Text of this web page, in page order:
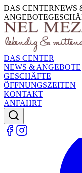
DAS CENTERNEWS
ANGEBOTE
DAS CENTER
NEWS & ANGEBOTE
GESCHÄFTE
ÖFFNUNGSZEITEN
KONTAKT
ANFAHRT